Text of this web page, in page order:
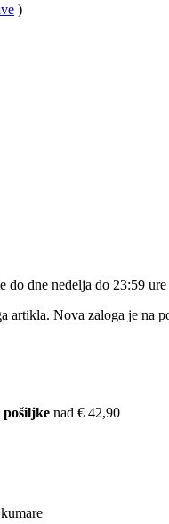
)
do dne nedelja do 23:59 ure
artikla. Nova zaloga je na
pošiljke nad € 42,90